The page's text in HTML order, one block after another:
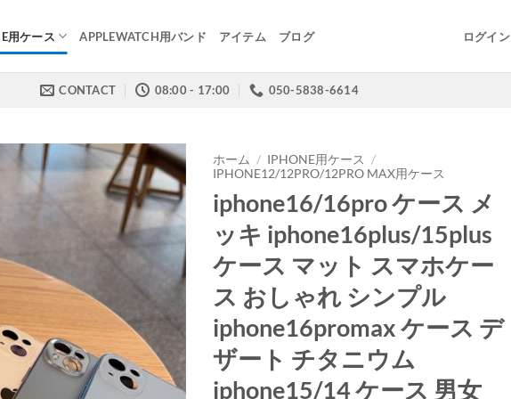
用ケース APPLEWATCH用バンド アイテム ブログ ログイン
CONTACT 08:00 - 17:00 050-5838-6614
ホーム / IPHONE用ケース
/
IPHONE12/12PRO/12PRO MAX用ケース
iphone16/16pro ケース メ
ッキ iphone16plus/15plus
ケース マット スマホケー
ス おしゃれ シンプル
iphone16promax ケース デ
ザート チタニウム
iphone15/14 ケース 男女